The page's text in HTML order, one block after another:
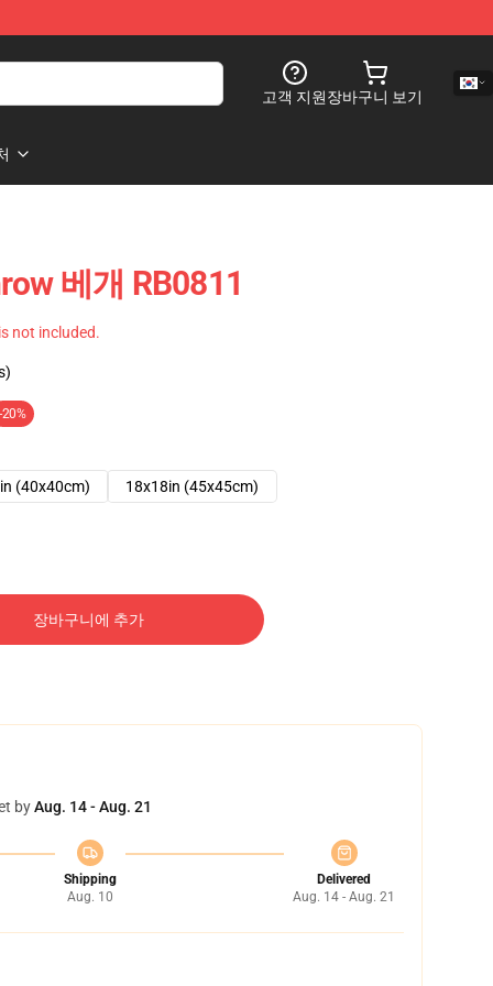
고객 지원장바구니 보기
베개 RB0811
not included.
-20%
(40x40cm) 18x18in (45x45cm)
장바구니에 추가
byAug. 14 - Aug. 21
Shipping
Aug. 10
Delivered
Aug. 14 - Aug. 21